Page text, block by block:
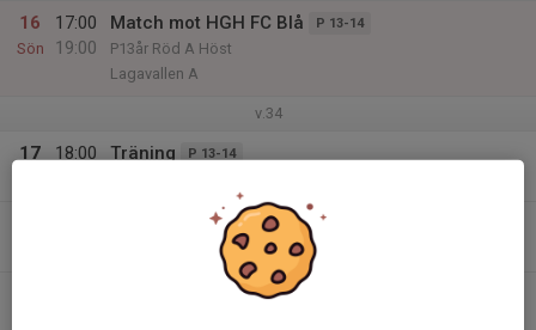
16
Sön
17:00
19:00
Match mot HGH FC Blå P 13-14
P13år Röd A Höst
Lagavallen A
v.34
17
18:00
Träning P 13-14
Träning PF15-16 PF 15-16
Seniorer Pickleball